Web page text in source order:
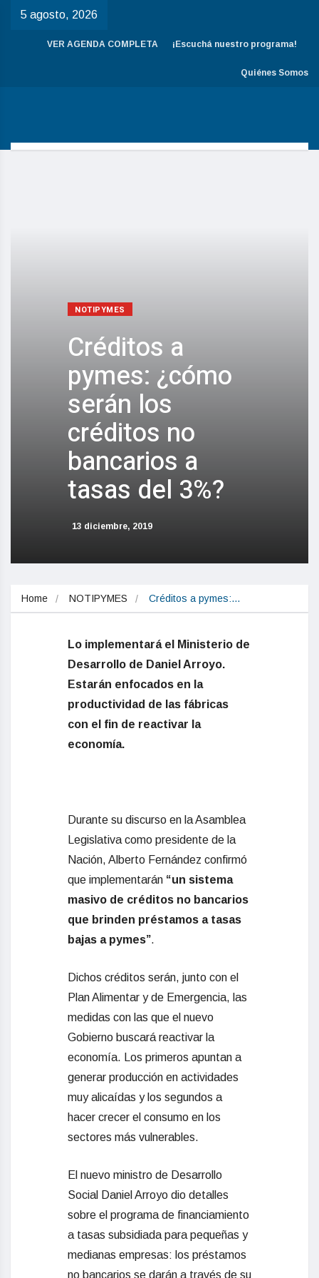
5 agosto, 2026
VER AGENDA COMPLETA ¡Escuchá nuestro programa!
Quiénes Somos
NOTIPYMES
Créditos a
pymes: ¿cómo
serán los
créditos no
bancarios a
tasas del 3%?
13 diciembre, 2019
Home NOTIPYMES Créditos a pymes:…
Lo implementará el Ministerio de
Desarrollo de Daniel Arroyo.
Estarán enfocados en la
productividad de las fábricas
con el fin de reactivar la
economía.
Durante su discurso en la Asamblea
Legislativa como presidente de la
Nación, Alberto Fernández confirmó
que implementarán “un sistema
masivo de créditos no bancarios
que brinden préstamos a tasas
bajas a pymes”.
Dichos créditos serán, junto con el
Plan Alimentar y de Emergencia, las
medidas con las que el nuevo
Gobierno buscará reactivar la
economía. Los primeros apuntan a
generar producción en actividades
muy alicaídas y los segundos a
hacer crecer el consumo en los
sectores más vulnerables.
El nuevo ministro de Desarrollo
Social Daniel Arroyo dio detalles
sobre el programa de financiamiento
a tasas subsidiada para pequeñas y
medianas empresas: los préstamos
no bancarios se darán a través de su